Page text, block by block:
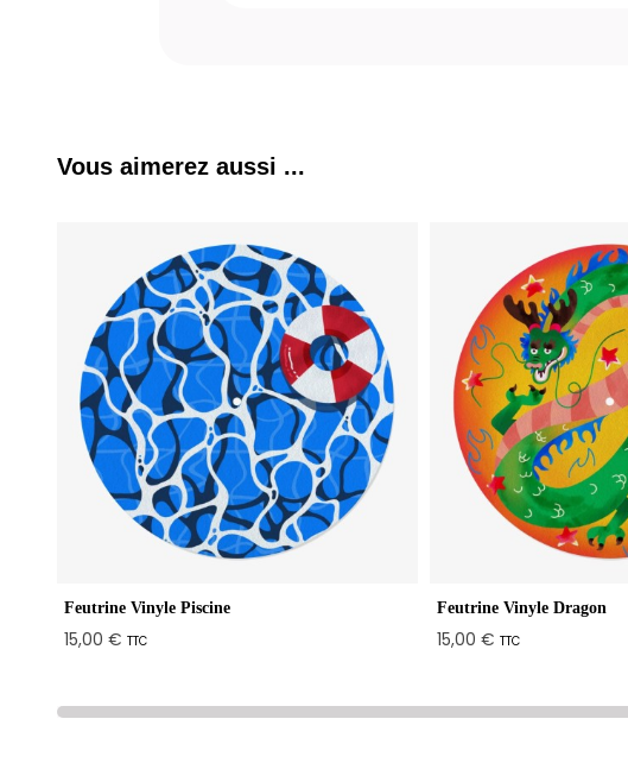
Vous aimerez aussi ...
Feutrine Vinyle Piscine
15,00 € TTC
Feutrine Vinyle Dragon
15,00 € TTC